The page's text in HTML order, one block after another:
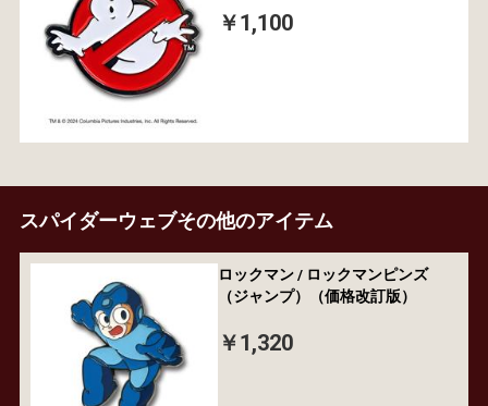
￥1,100
スパイダーウェブその他のアイテム
ロックマン / ロックマンピンズ
（ジャンプ）（価格改訂版）
￥1,320